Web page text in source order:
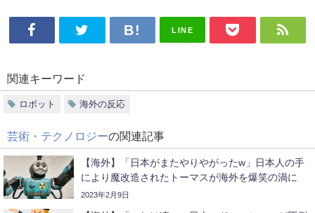
LINE
関連キーワード
ロボット 海外の反応
芸術・テクノロジーの関連記事
【海外】「日本がまたやりやがったw」日本人の手
により魔改造されたトーマスが海外を爆笑の渦に
2023年2月9日